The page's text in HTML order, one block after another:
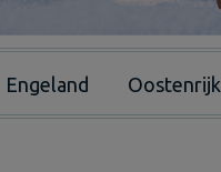
Engeland Oostenrijk